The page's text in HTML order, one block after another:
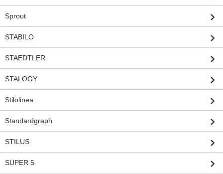
Sprout
STABILO
STAEDTLER
STALOGY
Stilolinea
Standardgraph
STILUS
SUPER 5